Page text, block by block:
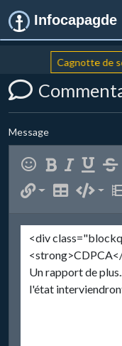
Infocapagde
Cagnotte de
Message